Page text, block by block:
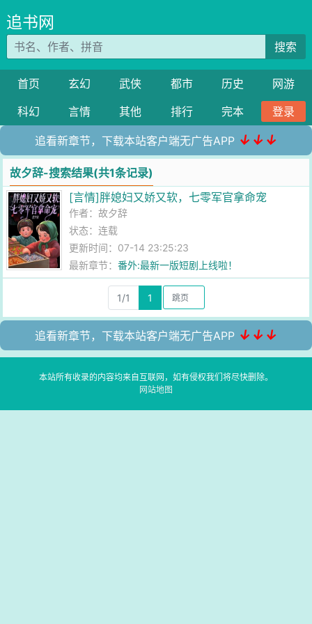
追书网
搜索
首页 玄幻 武侠 都市 历史
网游
科幻
言情 其他 排行 完本 登录
追看新章节，下载本站客户端无广告APP ↓↓↓
故夕辞-搜索结果(共1条记录)
[言情]胖媳妇又娇又软，七零军官拿命宠
作者：故夕辞
状态：连载
更新时间：07-14 23:25:23
最新章节：番外:最新一版短剧上线啦！
1/1 1
追看新章节，下载本站客户端无广告APP ↓↓↓
本站所有收录的内容均来自互联网，如有侵权我们将尽快删除。
网站地图